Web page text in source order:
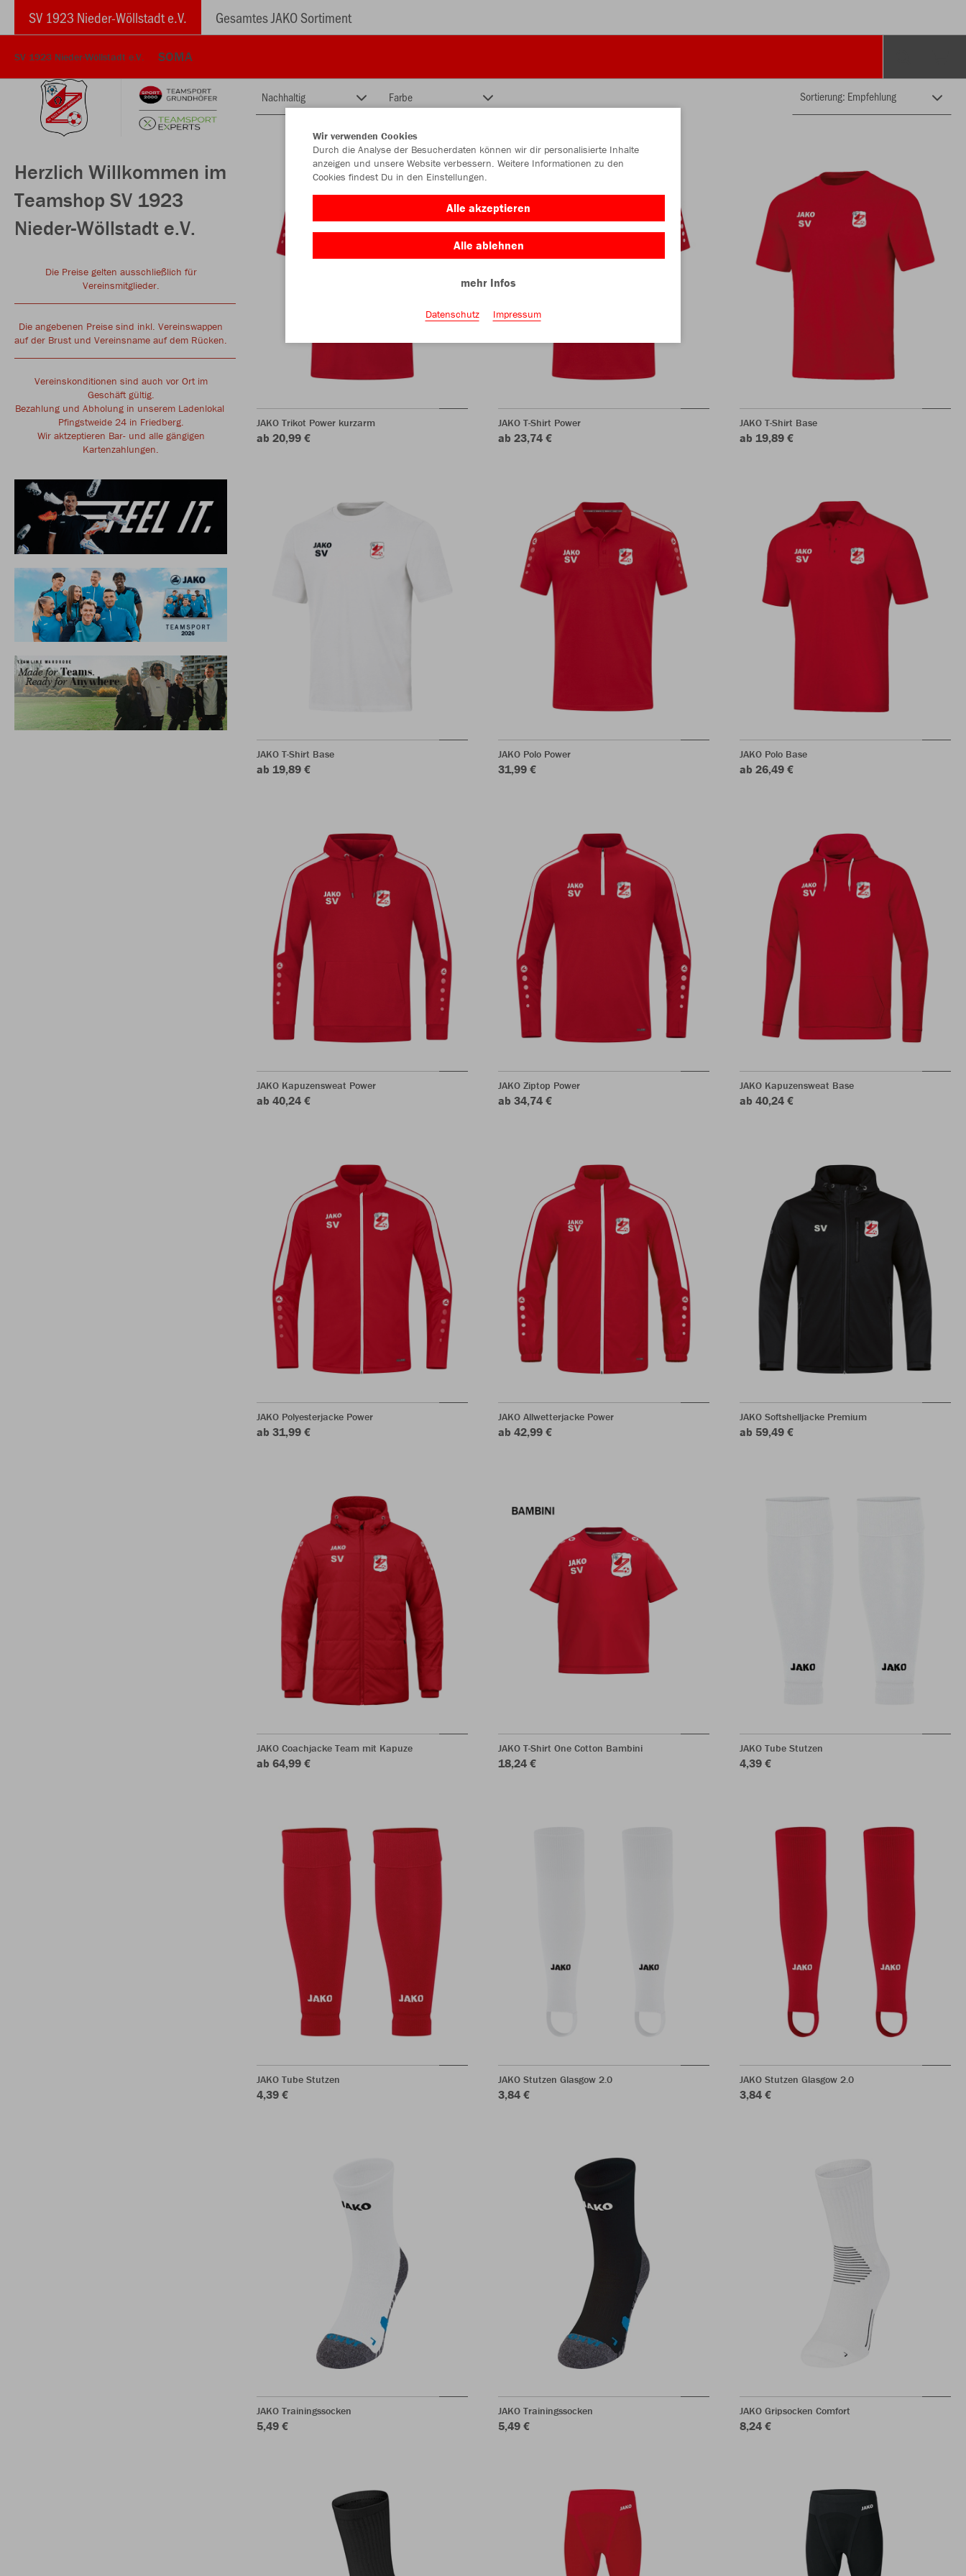
SV 1923 Nieder-Wöllstadt e.V. Gesamtes JAKO Sortiment
SV 1923 Nieder-Wöllstadt e.V. SOMA
Herzlich Willkommen im
Teamshop SV 1923
Nieder-Wöllstadt e.V.
Die Preise gelten ausschließlich für
Vereinsmitglieder.
Die angebenen Preise sind inkl. Vereinswappen
auf der Brust und Vereinsname auf dem Rücken.
Vereinskonditionen sind auch vor Ort im
Geschäft gültig.
Bezahlung und Abholung in unserem Ladenlokal
Pfingstweide 24 in Friedberg.
Wir aktzeptieren Bar- und alle gängigen
Kartenzahlungen.
Nachhaltig Farbe
JAKO Trikot Power kurzarm
ab 20,99 €
JAKO T-Shirt Power
ab 23,74 €
JAKO T-Shirt Base
ab 19,89 €
JAKO T-Shirt Base
ab 19,89 €
JAKO Polo Power
31,99 €
JAKO Polo Base
ab 26,49 €
JAKO Kapuzensweat Power
ab 40,24 €
JAKO Ziptop Power
ab 34,74 €
JAKO Kapuzensweat Base
ab 40,24 €
JAKO Polyesterjacke Power
ab 31,99 €
JAKO Allwetterjacke Power
ab 42,99 €
JAKO Softshelljacke Premium
ab 59,49 €
JAKO Coachjacke Team mit Kapuze
ab 64,99 €
JAKO T-Shirt One Cotton Bambini
18,24 €
JAKO Tube Stutzen
4,39 €
JAKO Tube Stutzen
4,39 €
JAKO Stutzen Glasgow 2.0
3,84 €
JAKO Stutzen Glasgow 2.0
3,84 €
JAKO Trainingssocken
5,49 €
JAKO Trainingssocken
5,49 €
JAKO Gripsocken Comfort
8,24 €
Wir verwenden Cookies
Durch die Analyse der Besucherdaten können wir dir personalisierte Inhalte
anzeigen und unsere Website verbessern. Weitere Informationen zu den
Cookies findest Du in den Einstellungen.
Alle akzeptieren
Alle ablehnen
mehr Infos
Datenschutz Impressum